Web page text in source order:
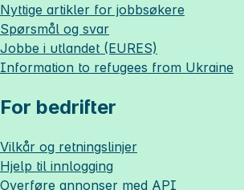
Nyttige artikler for jobbsøkere
Spørsmål og svar
Jobbe i utlandet (EURES)
Information to refugees from Ukraine
For bedrifter
Vilkår og retningslinjer
Hjelp til innlogging
Overføre annonser med API